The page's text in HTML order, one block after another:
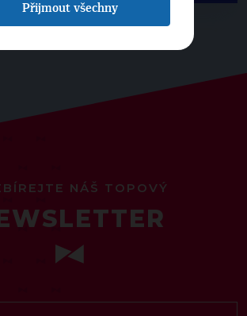
NÁŠ TOPOVÝ
Přijmout všechny